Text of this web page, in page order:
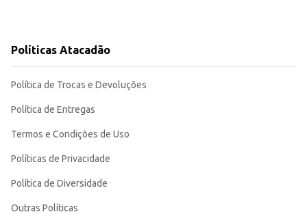
Políticas Atacadão
Política de Trocas e Devoluções
Política de Entregas
Termos e Condições de Uso
Políticas de Privacidade
Política de Diversidade
Outras Políticas